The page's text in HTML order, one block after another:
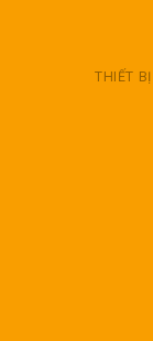
THIẾT